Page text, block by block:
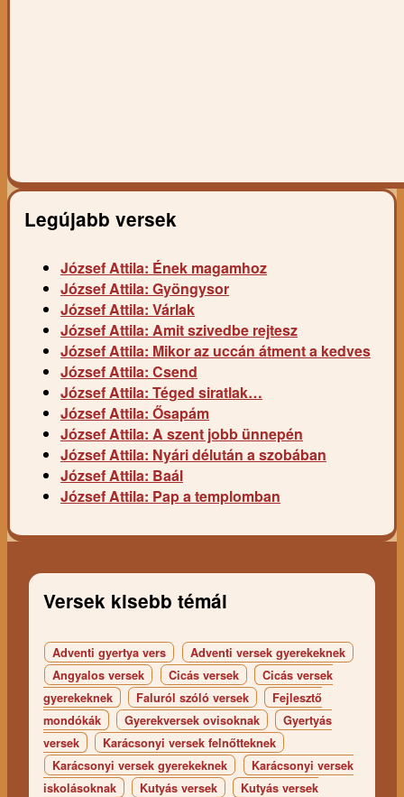
Legújabb versek
József Attila: Ének magamhoz
József Attila: Gyöngysor
József Attila: Várlak
József Attila: Amit szivedbe rejtesz
József Attila: Mikor az uccán átment a kedves
József Attila: Csend
József Attila: Téged siratlak…
József Attila: Ősapám
József Attila: A szent jobb ünnepén
József Attila: Nyári délután a szobában
József Attila: Baál
József Attila: Pap a templomban
Versek kisebb témái
Adventi gyertya vers
Adventi versek gyerekeknek
Angyalos versek
Cicás versek
Cicás versek
gyerekeknek
Faluról szóló versek
Fejlesztő
mondókák
Gyerekversek ovisoknak
Gyertyás
versek
Karácsonyi versek felnőtteknek
Karácsonyi versek gyerekeknek
Karácsonyi versek
iskolásoknak
Kutyás versek
Kutyás versek